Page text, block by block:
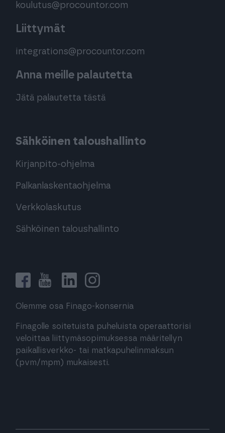
koulutus@procountor.com
Liittymät
integrations@procountor.com
Anna meille palautetta
Jätä palautetta tästä
Sähköinen taloushallinto
Kirjanpito-ohjelma
Palkanlaskentaohjelma
Verkkolaskutus
Sähköinen taloushallinto
Olemme osa Finago-konsernia
Finagolle soitetuista puheluista operaattorisi
veloittaa liittymäsopimuksessa määritellyn
paikallisverkko- tai matkapuhelinmaksun
(pvm/mpm) mukaisesti.